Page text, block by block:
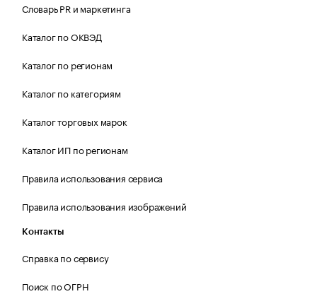
Словарь PR и маркетинга
Каталог по ОКВЭД
Каталог по регионам
Каталог по категориям
Каталог торговых марок
Каталог ИП по регионам
Правила использования сервиса
Правила использования изображений
Контакты
Справка по сервису
Поиск по ОГРН